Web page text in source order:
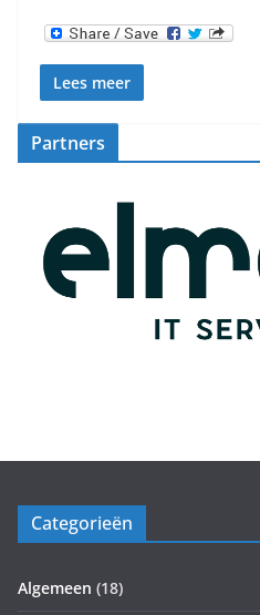
Lees meer
Partners
Categorieën
Algemeen (18)